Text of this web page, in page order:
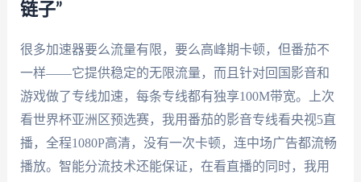
链子”
很多加速器要么流量有限，要么高峰期卡顿，但番茄不
一样——它提供稳定的无限流量，而且针对回国影音和
游戏做了专线加速，每条专线都有独享100M带宽。上次
看世界杯亚洲区预选赛，我用番茄的影音专线看央视5直
播，全程1080P高清，没有一次卡顿，连中场广告都流畅
播放。智能分流技术还能保证，在看直播的同时，我用